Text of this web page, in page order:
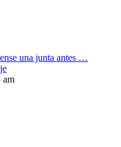
una junta antes …
am